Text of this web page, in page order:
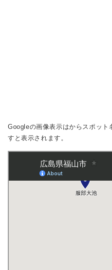
Googleの画像表示はからスポット
すと表示されます。